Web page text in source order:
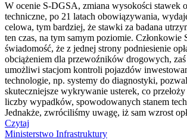
W ocenie S-DGSA, zmiana wysokości stawek
techniczne, po 21 latach obowiązywania,
celowa, tym bardziej, że stawki za badana
ten czas, na tym samym poziomie. Członkowie
świadomość, że z jednej strony podniesienie
obciążeniem dla przewoźników drogowych,
umożliwi stacjom kontroli pojazdów
technologie, np. systemy do diagnostyki,
skuteczniejsze wykrywanie usterek, co
liczby wypadków, spowodowanych stanem
Jednakże, zwróciliśmy uwagę, iż sam wzrost
Czytaj
Ministerstwo Infrastruktury